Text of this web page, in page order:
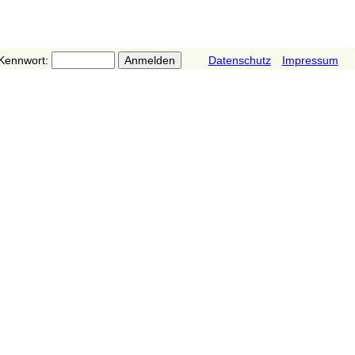
Datenschutz Impressum